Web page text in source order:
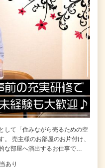
して「住みながら売るための空
売主様のお部屋のお片付け、
な部屋へ演出するお仕事で…
あり